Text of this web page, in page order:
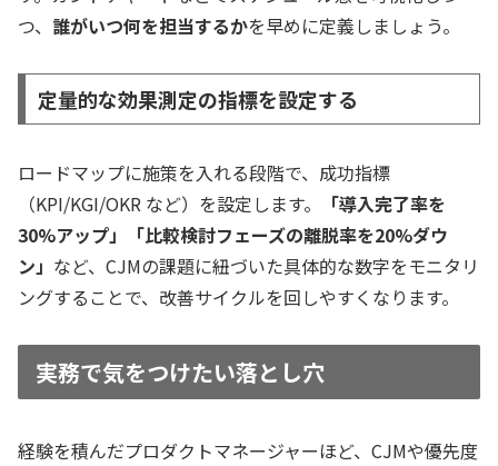
つ、 誰がいつ何を担当するかを早めに定義しましょう。
定量的な効果測定の指標を設定する
ロードマップに施策を入れる段階で、 成功指標
（KPI/KGI/OKR など） を設定します。
「導入完了率を
30%アップ」「比較検討フェーズの離脱率を20%ダウ
ン」 など、CJMの課題に紐づいた具体的な数字をモニタリ
ングすることで、改善サイクルを回しやすくなります。
実務で気をつけたい落とし穴
経験を積んだプロダクトマネージャーほど、CJMや優先度